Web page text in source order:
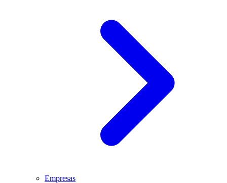
Empresas